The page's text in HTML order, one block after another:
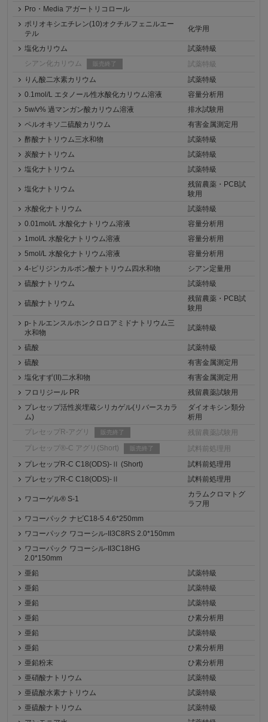
Pro・Media アガートリコロール
ポリオキシエチレン(10)オクチルフェニルエー
テル
化学用
塩化カリウム
試薬特級
シアン化カリウム
販売終了
試薬特級
りん酸二水素カリウム
試薬特級
0.1mol/L エタノール性水酸化カリウム溶液
容量分析用
5w/v% 過マンガン酸カリウム溶液
排水試験用
ペルオキソ二硫酸カリウム
有害金属測定用
酢酸ナトリウム三水和物
試薬特級
炭酸ナトリウム
試薬特級
塩化ナトリウム
試薬特級
塩化ナトリウム
残留農薬・PCB試
験用
水酸化ナトリウム
試薬特級
0.01mol/L 水酸化ナトリウム溶液
容量分析用
1mol/L 水酸化ナトリウム溶液
容量分析用
5mol/L 水酸化ナトリウム溶液
容量分析用
4-ピリジンカルボン酸ナトリウム四水和物
シアン定量用
硫酸ナトリウム
試薬特級
硫酸ナトリウム
残留農薬・PCB試
験用
p-トルエンスルホンクロロアミドナトリウム三
水和物
試薬特級
硫酸
試薬特級
硫酸
有害金属測定用
塩化すず(II)二水和物
有害金属測定用
フロリジール PR
残留農薬試験用
プレセップ活性炭埋蔵シリカゲル(リバースカラ
ム)
ダイオキシン類分
析用
プレセップR-アグリ
販売終了
残留農薬試験用
プレセップ®-C アグリ(Short)
販売終了
試料前処理用
プレセップR-C C18(ODS)-Ⅱ (Short)
試料前処理用
プレセップR-C C18(ODS)-Ⅱ
試料前処理用
ワコーゲル® S-1
カラムクロマトグ
ラフ用
ワコーパック ナビC18-5 4.6*250mm
ワコーパック ワコーシル-II3C8RS 2.0*150mm
ワコーパック ワコーシル-II3C18HG
2.0*150mm
亜鉛
試薬特級
亜鉛
試薬特級
亜鉛
試薬特級
亜鉛
ひ素分析用
亜鉛
試薬特級
亜鉛
ひ素分析用
亜鉛粉末
ひ素分析用
亜硝酸ナトリウム
試薬特級
亜硫酸水素ナトリウム
試薬特級
亜硫酸ナトリウム
試薬特級